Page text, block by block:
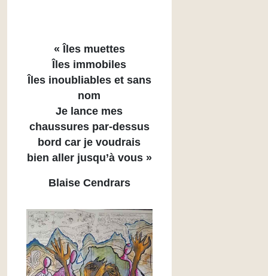
« Îles muettes
Îles immobiles
Îles inoubliables et sans
nom
Je lance mes
chaussures par-dessus
bord car je voudrais
bien aller jusqu’à vous »
Blaise Cendrars